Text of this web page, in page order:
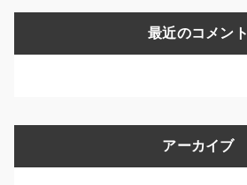
最近のコメント
アーカイブ